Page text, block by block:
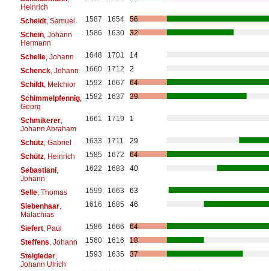
Heinrich
Scheidt, Samuel 1587 1654
56
Schein, Johann
Hermann
1586 1630 32
Schelle, Johann 1648 1701
14
Schenck, Johann 1660 1712
2
Schildt, Melchior 1592 1667
64
Schimmelpfennig,
Georg
1582 1637 39
Schmikerer,
Johann Abraham
1661 1719 1
Schütz, Gabriel 1633 1711
29
Schütz, Heinrich 1585 1672
64
Sebastiani,
Johann
1622 1683 40
Selle, Thomas 1599 1663
63
Siebenhaar,
Malachias
1616 1685 46
Siefert, Paul 1586 1666
64
Steffens , Johann 1560 1616
18
Steigleder,
Johann Ulrich
1593 1635 37